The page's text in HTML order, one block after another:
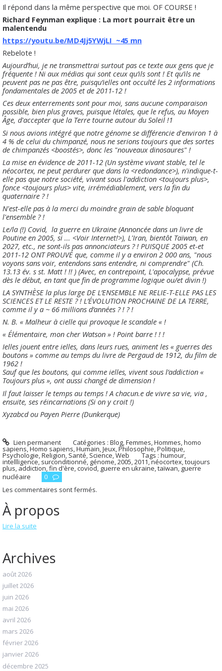
Il répond dans la même perspective que moi. OF COURSE !
Richard Feynman explique : La mort pourrait être un
malentendu
https://youtu.be/MD4Jj5YWjLI ~45 mn
Rebelote !
Aujourd’hui, je ne transmettrai surtout pas ce texte aux gens que je
fréquente ! Ni aux médias qui sont ceux qu’ils sont ! Et qu’ils ne
peuvent pas ne pas être, puisqu’ielles ont occulté les 2 informations
fondamentales de 2005 et de 2011-12 !
Ces deux enterrements sont pour moi, sans aucune comparaison
possible, bien plus graves, puisque létales, que le refus, au Moyen
Âge, d'accepter que la Terre tourne autour du Soleil !1
Si nous avions intégré que notre génome se différencie d'environ 1 à
4 % de celui du chimpanzé, nous ne serions toujours que des sortes
de chimpanzés <boostés>, donc les "nouveaux dinosaures" !
La mise en évidence de 2011-12 (Un système vivant stable, tel le
néocortex, ne peut perdurer que dans la <redondance>), n'indique-t-
elle pas que notre société, vivant sous l'addiction <toujours plus>,
fonce <toujours plus> vite, irrémédiablement, vers la fin du
quaternaire ? !
N'est-elle pas à la merci du moindre grain de sable bloquant
l'ensemble ? !
Le/la (!) Covid, la guerre en Ukraine (Annoncée dans un livre de
Poutine en 2005, si ... <Voir Internet!>), L'Iran, bientôt Taïwan, en
2027, etc., ne sont-ils pas annonciateurs ? ! PUISQUE 2005 et-et
2011-12 ONT PROUVÉ que, comme il y a environ 2 000 ans, "nous
voyons sans voir, entendons sans entendre, ni comprendre" (Ch.
13.13 év. s st. Matt ! !! ) (Avec, en contrepoint, L'apocalypse, prévue
dès le début, en tant que fin de programme logique ou/et divin !)
LA SYNTHÈSE la plus large DE L’ENSEMBLE NE RELIE-T-ELLE PAS LES
SCIENCES ET LE RESTE ? ! L’ÉVOLUTION PROCHAINE DE LA TERRE,
comme il y a ~ 66 millions d’années ? ! ? !
N. B. « Malheur à cielle qui provoque le scandale « !
« Élémentaire, mon cher Watson » ! Point barre ! ! !
Ielles jouent entre ielles, dans leurs rues, animent les « guerres des
boutons » comme au temps du livre de Pergaud de 1912, du film de
1962 !
Sauf que les boutons, qui comme ielles, vivent sous l’addiction «
Toujours plus », ont aussi changé de dimension !
Il faut laisser le temps au temps ! A chacun.e de vivre sa vie, via ,
ensuite, ses réincarnations (Si on y croit !)
Xyzabcd ou Payen Pierre (Dunkerque)
Lien permanent Catégories :Blog,Femmes,Hommes, homo
sapiens,Homo sapiens,Humain,Jeux,Philosophie,Politique,
Psychologie,Religion, Santé, Science,Web Tags : humour,
intellligence, surconditionné, génome,2005,2011,néocortex,toujours
plus, addiction,fin d'ère,coviod, guerre en ukraine,taïwan, guerre
nucléaire
0
Les commentaires sont fermés.
À propos
Lire la suite
Archives
août 2026
juillet 2026
juin 2026
mai 2026
avril 2026
mars 2026
février 2026
janvier 2026
décembre 2025